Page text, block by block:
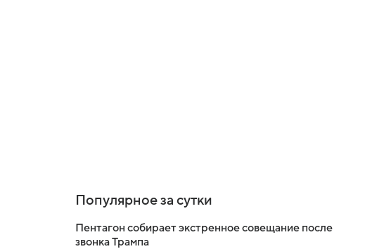
Популярное за сутки
Пентагон собирает экстренное совещание после
звонка Трампа